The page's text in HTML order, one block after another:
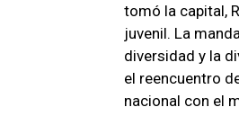
tomó la capital,
juvenil. La
diversidad y la
el reencuentro
nacional con el